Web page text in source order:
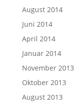
August 2014
Juni 2014
April 2014
Januar 2014
November 2013
Oktober 2013
August 2013